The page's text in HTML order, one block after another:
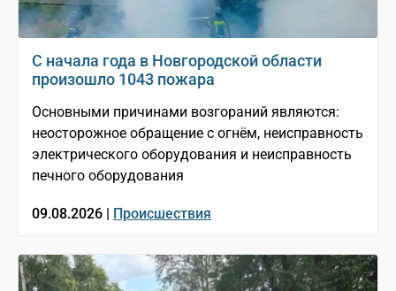
С начала года в Новгородской области
произошло 1043 пожара
Основными причинами возгораний являются:
неосторожное обращение с огнём, неисправность
электрического оборудования и неисправность
печного оборудования
09.08.2026 | Происшествия